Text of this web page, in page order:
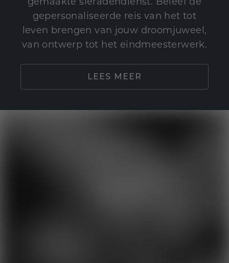
gepersonaliseerde reis van het tot
leven brengen van jouw droomjuweel,
van ontwerp tot het eindmeesterwerk.
LEES MEER